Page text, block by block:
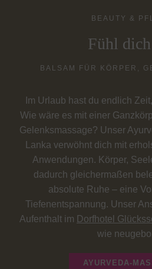
BEAUTY &
Fühl
BALSAM FÜR KÖRPER,
Im Urlaub hast du endlich
Wie wäre es mit einer
Gelenksmassage? Unser
Lanka verwöhnt dich mit
Anwendungen. Körper,
dadurch gleichermaßen
absolute Ruhe – eine
Tiefenentspannung. Unser
Aufenthalt im Dorfhotel
wie
AYURVEDA-